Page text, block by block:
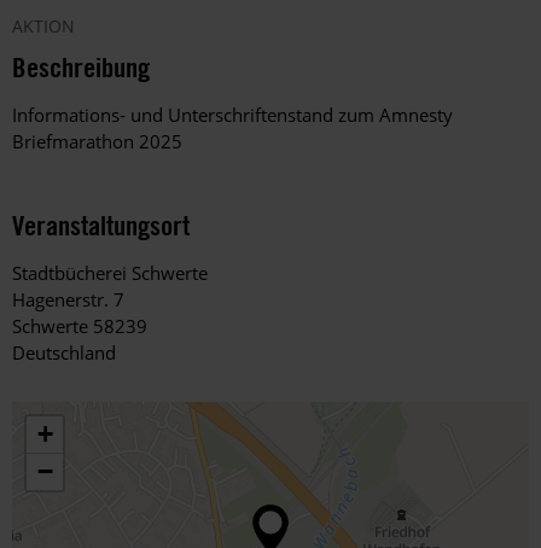
AKTION
Beschreibung
Informations- und Unterschriftenstand zum Amnesty
Briefmarathon 2025
Veranstaltungsort
Stadtbücherei Schwerte
Hagenerstr. 7
Schwerte 58239
Deutschland
+
−